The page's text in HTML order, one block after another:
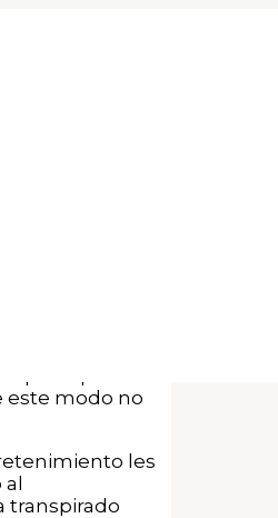
programa de
�Para las
claro. No
todo lo
este modo no
les
al
transpirado